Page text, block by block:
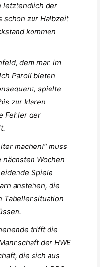
letztendlich der
schon zur Halbzeit
kommen
dem man im
Paroli bieten
spielte
zur klaren
Fehler der
machen!“ muss
Wochen
Spiele
anstehen, die
Tabellensituation
trifft die
der HWE
die sich aus